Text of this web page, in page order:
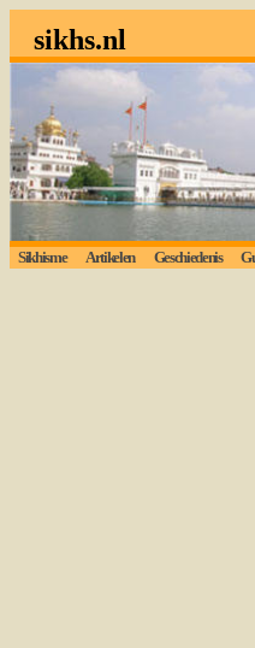
sikhs.nl
Sikhisme Artikelen Geschiedenis